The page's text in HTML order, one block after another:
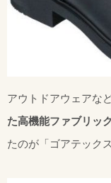
アウトドアウェアな
た高機能ファブリック
たのが「ゴアテック